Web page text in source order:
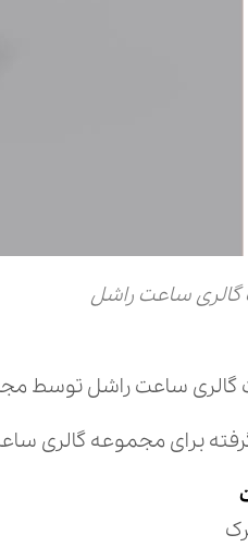
گالری ساعت راشل
ساعت راشل توسط مجموعه
برای مجموعه گالری